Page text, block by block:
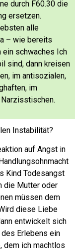
durch F60.30 die
ersetzen.
alle
– wie bereits
schwaches Ich
sind, dann kreisen
im antisozialen,
im
Instabilität?
Kind Todesangst
die Mutter oder
müssen dem
diese Liebe
entwickelt sich
des Erlebens ein
dem ich machtlos